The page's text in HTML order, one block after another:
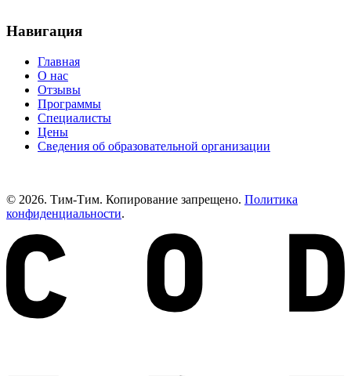
Навигация
Главная
О нас
Отзывы
Программы
Специалисты
Цены
Сведения об образовательной организации
© 2026. Тим-Тим. Копирование запрещено. Политика
конфиденциальности.